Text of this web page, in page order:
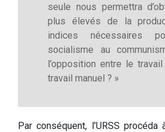
seule nous permettra
plus élevés de la
indices nécessaires
socialisme au
l’opposition entre le
travail manuel ? »
Par conséquent, l’URSS procéda